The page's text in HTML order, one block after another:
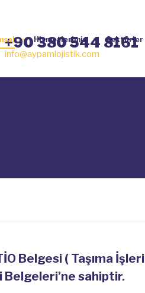
+90 380 544 8161
info@aypamlojistik.com
Hizmetlerimiz Sektörler
Belgesi ( Taşıma İşleri
sahiptir.